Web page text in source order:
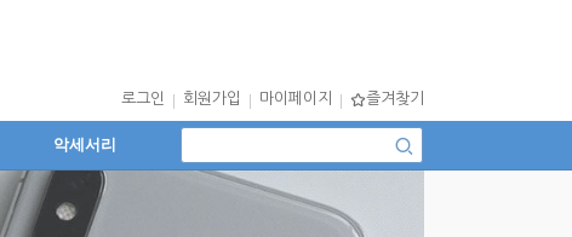
로그인 회원가입 마이페이지 즐겨찾기
악세서리